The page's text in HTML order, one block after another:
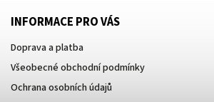
INFORMACE PRO VÁS
Doprava a platba
Všeobecné obchodní podmínky
Ochrana osobních údajů